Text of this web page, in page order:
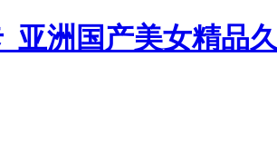
亚洲国产美女精品